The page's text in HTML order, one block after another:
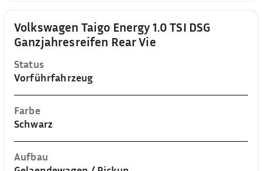
Volkswagen Taigo Energy 1.0 TSI DSG
Ganzjahresreifen Rear Vie
Status
Vorführfahrzeug
Farbe
Schwarz
Aufbau